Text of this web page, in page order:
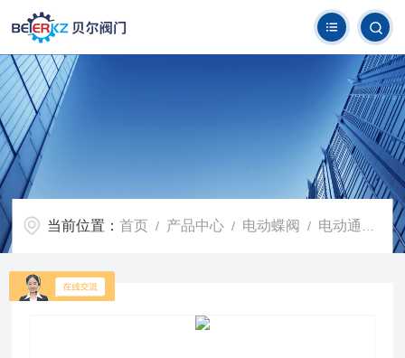
当前位置：首页 / 产品中心 / 电动蝶阀 / 电动通风蝶阀